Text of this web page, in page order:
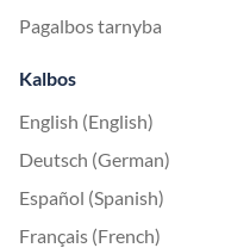
Pagalbos tarnyba
Kalbos
English (English)
Deutsch (German)
Español (Spanish)
Français (French)